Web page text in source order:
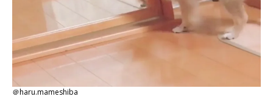
＠haru.mameshiba